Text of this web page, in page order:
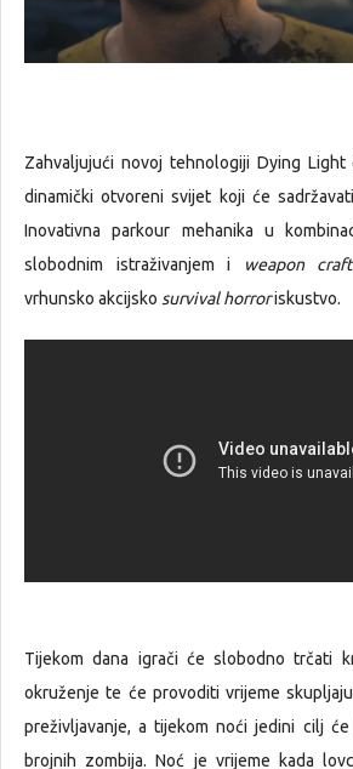
Zahvaljujući novoj tehnologiji Dying
dinamički otvoreni svijet koji će
Inovativna parkour mehanika u
slobodnim istraživanjem i
weapon
vrhunsko akcijsko survival horroriskustvo.
Tijekom dana igrači će slobodno trčati
okruženje te će provoditi vrijeme
preživljavanje, a tijekom noći jedini cilj
brojnih zombija. Noć je vrijeme kada